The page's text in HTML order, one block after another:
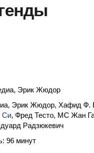
Эрик Жюдор
Эрик Жюдор, Хафид Ф.
Си, Фред Тесто, МС Жан
Радзюкевич
96 минут